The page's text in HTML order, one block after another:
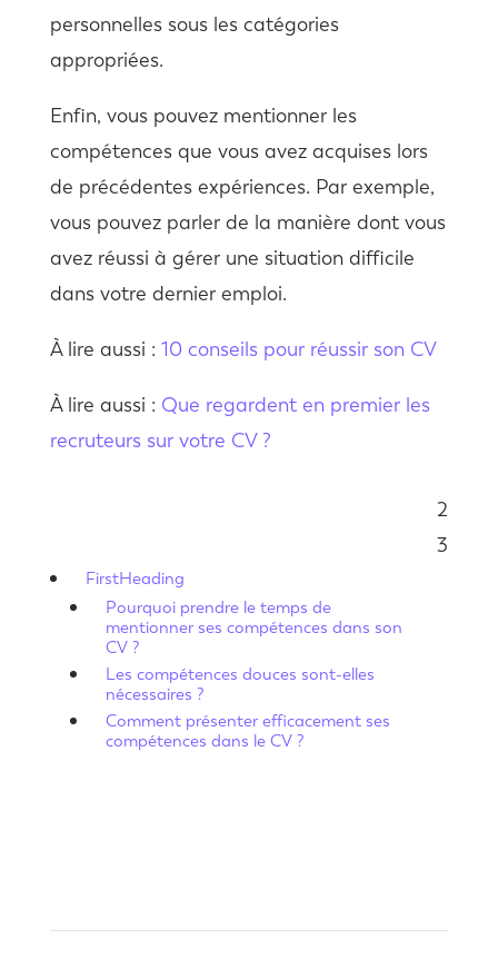
personnelles sous les catégories
appropriées.
Enfin, vous pouvez mentionner les
compétences que vous avez acquises lors
de précédentes expériences. Par exemple,
vous pouvez parler de la manière dont vous
avez réussi à gérer une situation difficile
dans votre dernier emploi.
À lire aussi : 10 conseils pour réussir son CV
À lire aussi : Que regardent en premier les
recruteurs sur votre CV ?
2
3
FirstHeading
Pourquoi prendre le temps de
mentionner ses compétences dans son
CV ?
Les compétences douces sont-elles
nécessaires ?
Comment présenter efficacement ses
compétences dans le CV ?